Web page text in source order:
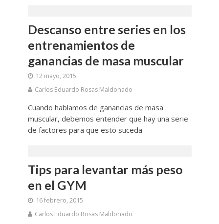
Descanso entre series en los
entrenamientos de
ganancias de masa muscular
12 mayo, 2015
Carlos Eduardo Rosas Maldonado
Cuando hablamos de ganancias de masa
muscular, debemos entender que hay una serie
de factores para que esto suceda
Tips para levantar más peso
en el GYM
16 febrero, 2015
Carlos Eduardo Rosas Maldonado